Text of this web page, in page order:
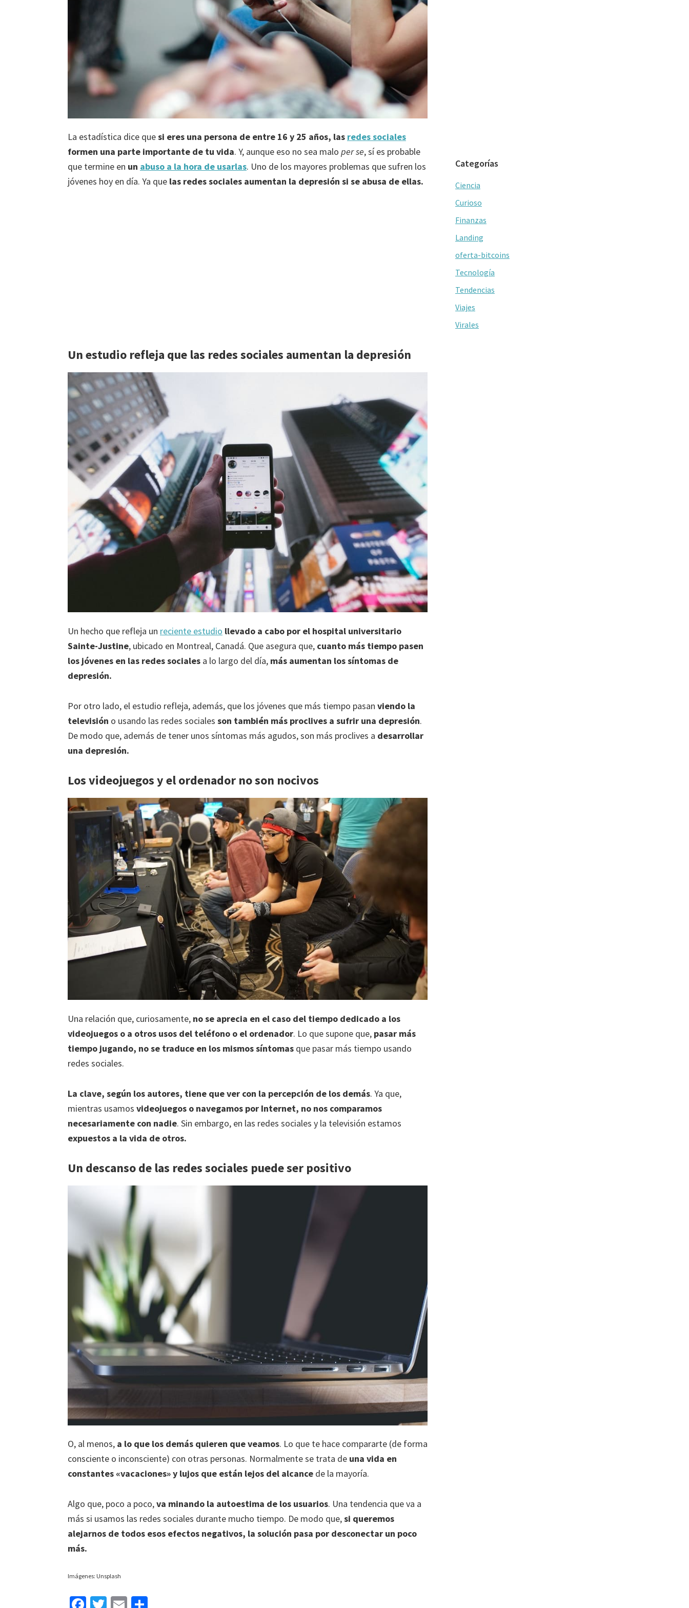
La estadística dice quesi eres una persona de entre 16 y 25 años, las redes sociales
formen una parte importante de tu vida. Y, aunque eso no sea malo per se, sí es probable
que termine en un abuso a la hora de usarlas. Uno de los mayores problemas que sufren los
jóvenes hoy en día. Ya que las redes sociales aumentan la depresión si se abusa de ellas.
Un estudio refleja que las redes sociales aumentan la depresión
Un hecho que refleja un reciente estudio llevado a cabo por el hospital universitario
Sainte-Justine, ubicado en Montreal, Canadá. Que asegura que, cuanto más tiempo pasen
los jóvenes en las redes sociales a lo largo del día, más aumentan los síntomas de
depresión.
Por otro lado, el estudio refleja, además, que los jóvenes que más tiempo pasan viendo la
televisión o usando las redes sociales son también más proclives a sufrir una depresión.
De modo que, además de tener unos síntomas más agudos, son más proclives a desarrollar
una depresión.
Los videojuegos y el ordenador no son nocivos
Una relación que, curiosamente, no se aprecia en el caso del tiempo dedicado a los
videojuegos o a otros usos del teléfono o el ordenador. Lo que supone que, pasar más
tiempo jugando, no se traduce en los mismos síntomas que pasar más tiempo usando
redes sociales.
La clave, según los autores, tiene que ver con la percepción de los demás. Ya que,
mientras usamos videojuegos o navegamos por Internet, no nos comparamos
necesariamente con nadie. Sin embargo, en las redes sociales y la televisión estamos
expuestos a la vida de otros.
Un descanso de las redes sociales puede ser positivo
O, al menos, a lo que los demás quieren que veamos. Lo que te hace compararte (de forma
consciente o inconsciente) con otras personas. Normalmente se trata de una vida en
constantes «vacaciones» y lujos que están lejos del alcance de la mayoría.
Algo que, poco a poco,va minando la autoestima de los usuarios. Una tendencia que va a
más si usamos las redes sociales durante mucho tiempo. De modo que,si queremos
alejarnos de todos esos efectos negativos, la solución pasa por desconectar un poco
más.
Imágenes: Unsplash
Categorías
Ciencia
Curioso
Finanzas
Landing
oferta-bitcoins
Tecnología
Tendencias
Viajes
Virales